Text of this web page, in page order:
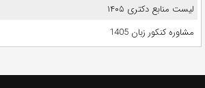
لیست منابع دکتری ۱۴۰۵
مشاوره کنکور زبان 1405